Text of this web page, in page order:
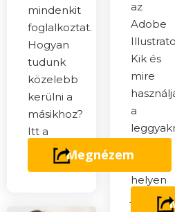
mindenkit
foglalkoztat.
Hogyan
tudunk
közelebb
kerülni a
másikhoz?
Itt a
megoldás!Megnézem
az
Adobe
Kik és
mire
a
legjobb
helyen